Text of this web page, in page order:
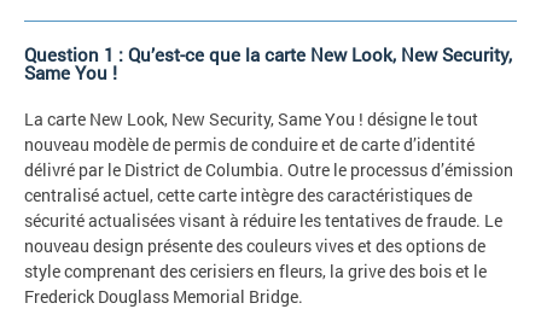
Question 1 : Qu’est-ce que la carte New Look, New Security,
Same You !
La carte New Look, New Security, Same You ! désigne le tout
nouveau modèle de permis de conduire et de carte d’identité
délivré par le District de Columbia. Outre le processus d’émission
centralisé actuel, cette carte intègre des caractéristiques de
sécurité actualisées visant à réduire les tentatives de fraude. Le
nouveau design présente des couleurs vives et des options de
style comprenant des cerisiers en fleurs, la grive des bois et le
Frederick Douglass Memorial Bridge.